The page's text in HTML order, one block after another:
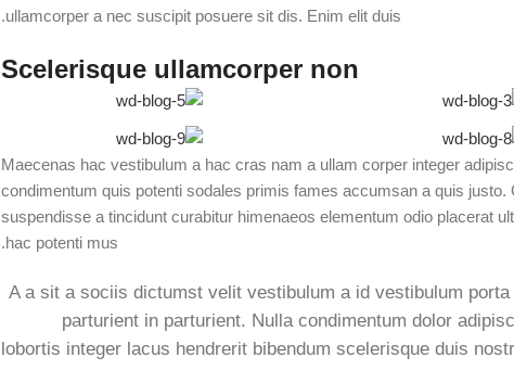
ullamcorper a nec suscipit posuere sit dis. Enim elit duis.
Scelerisque ullamcorper non
Maecenas hac vestibulum a hac cras nam a ullam corper integer
condimentum quis potenti sodales primis fames accumsan a quis
suspendisse a tincidunt curabitur himenaeos elementum odio placerat
hac potenti mus.
A a sit a sociis dictumst velit vestibulum a id vestibulum
parturient in parturient. Nulla condimentum dolor
lobortis integer lacus hendrerit bibendum scelerisque duis